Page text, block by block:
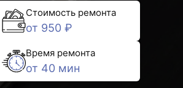
Стоимость ремонта
от 950 ₽
Время ремонта
от 40 мин